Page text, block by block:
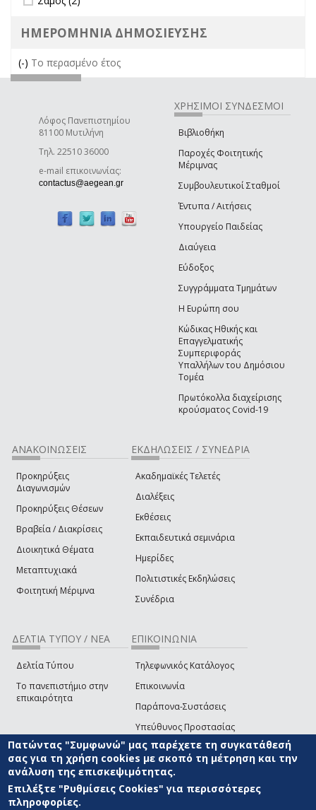
ΗΜΕΡΟΜΗΝΙΑ ΔΗΜΟΣΙΕΥΣΗΣ
(-) Remove Το περασμένο έτος filter
Το περασμένο έτος
Λόφος Πανεπιστημίου
81100 Μυτιλήνη
Τηλ. 22510 36000
e-mail επικοινωνίας:
contactus@aegean.gr (link sends e-mail)
ΧΡΗΣΙΜΟΙ ΣΥΝΔΕΣΜΟΙ
Βιβλιοθήκη
Παροχές Φοιτητικής
Μέριμνας
Συμβουλευτικοί Σταθμοί
Έντυπα / Αιτήσεις
Υπουργείο Παιδείας
Διαύγεια
Εύδοξος
Συγγράμματα Τμημάτων
Η Ευρώπη σου
Κώδικας Ηθικής και
Επαγγελματικής
Συμπεριφοράς
Υπαλλήλων του Δημόσιου
Τομέα
Πρωτόκολλα διαχείρισης
κρούσματος Covid-19
ΑΝΑΚΟΙΝΩΣΕΙΣ
Προκηρύξεις
Διαγωνισμών
Προκηρύξεις Θέσεων
Βραβεία / Διακρίσεις
Διοικητικά Θέματα
Μεταπτυχιακά
Φοιτητική Μέριμνα
ΕΚΔΗΛΩΣΕΙΣ / ΣΥΝΕΔΡΙΑ
Ακαδημαϊκές Τελετές
Διαλέξεις
Εκθέσεις
Εκπαιδευτικά σεμινάρια
Ημερίδες
Πολιτιστικές Εκδηλώσεις
Συνέδρια
ΔΕΛΤΙΑ ΤΥΠΟΥ / ΝΕΑ
Δελτία Τύπου
Το πανεπιστήμιο στην
επικαιρότητα
ΕΠΙΚΟΙΝΩΝΙΑ
Τηλεφωνικός Κατάλογος
Επικοινωνία
Παράπονα-Συστάσεις
Υπεύθυνος Προστασίας
Δεδομένων
Δήλωση
Προσβασιμότητας
Επικοινωνία με την Ομάδα
Πατώντας "Συμφωνώ" μας παρέχετε τη συγκατάθεσή
σας για τη χρήση cookies με σκοπό τη μέτρηση και την
ανάλυση της επισκεψιμότητας.
Επιλέξτε "Ρυθμίσεις Cookies" για περισσότερες
πληροφορίες.